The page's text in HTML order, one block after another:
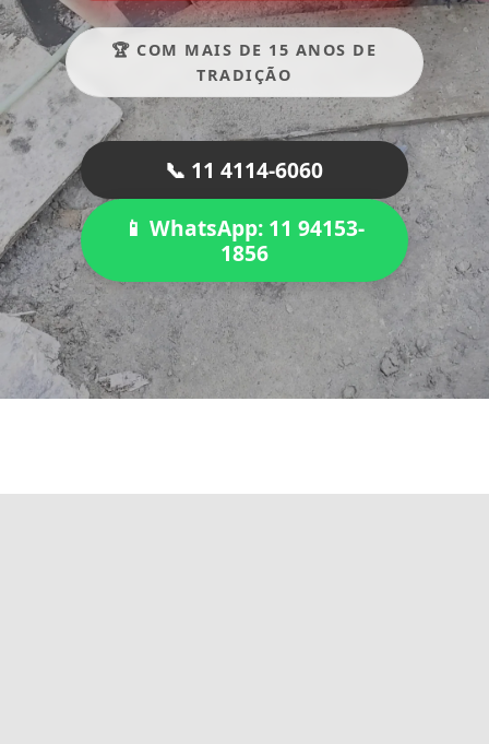
🏆 COM MAIS DE 15 ANOS DE
TRADIÇÃO
📞 11 4114-6060
📱 WhatsApp: 11 94153-
1856